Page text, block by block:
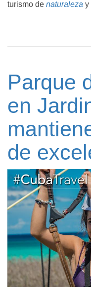
turismo de naturaleza y
Parque
en
de